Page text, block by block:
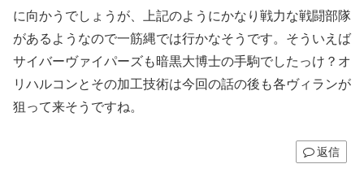
に向かうでしょうが、上記のようにかなり戦力な戦闘部隊
があるようなので一筋縄では行かなそうです。そういえば
サイバーヴァイパーズも暗黒大博士の手駒でしたっけ？オ
リハルコンとその加工技術は今回の話の後も各ヴィランが
狙って来そうですね。
返信